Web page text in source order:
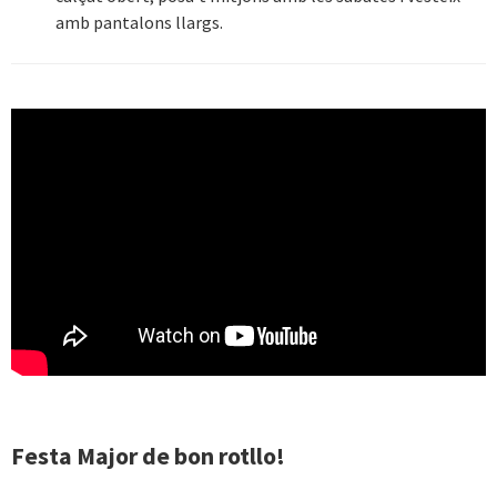
amb pantalons llargs.
Festa Major de bon rotllo!